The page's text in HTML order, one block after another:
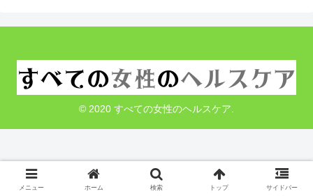
© 2020 すべての女性のヘルスケア.
メニュー ホーム 検索 トップ サイドバー